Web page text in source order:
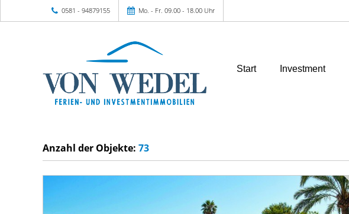
0581 - 94879155 Mo. - Fr. 09.00 - 18.00 Uhr
Start Investment
Anzahl der Objekte: 73